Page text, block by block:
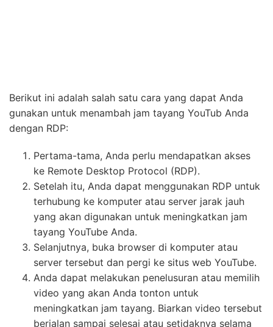
ke Remote Desktop Protocol (RDP).
Setelah itu, Anda dapat menggunakan RDP untuk
terhubung ke komputer atau server jarak jauh
yang akan digunakan untuk meningkatkan jam
tayang YouTube Anda.
Selanjutnya, buka browser di komputer atau
server tersebut dan pergi ke situs web YouTube.
Anda dapat melakukan penelusuran atau memilih
video yang akan Anda tonton untuk
meningkatkan jam tayang. Biarkan video tersebut
berjalan sampai selesai atau setidaknya selama
beberapa menit.
Setelah itu, Anda dapat keluar dari sesi RDP dan
memutuskan koneksi RDP.